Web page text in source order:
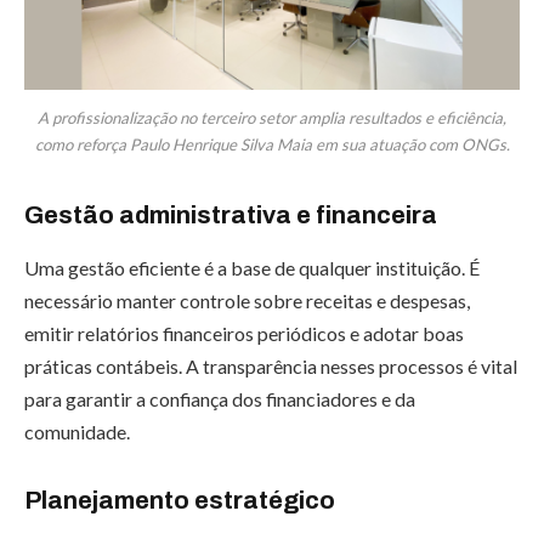
A profissionalização no terceiro setor amplia resultados e eficiência,
como reforça Paulo Henrique Silva Maia em sua atuação com ONGs.
Gestão administrativa e financeira
Uma gestão eficiente é a base de qualquer instituição. É
necessário manter controle sobre receitas e despesas,
emitir relatórios financeiros periódicos e adotar boas
práticas contábeis. A transparência nesses processos é vital
para garantir a confiança dos financiadores e da
comunidade.
Planejamento estratégico